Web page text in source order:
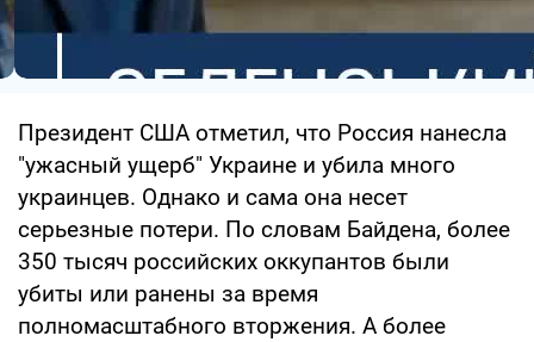
Президент США отметил, что Россия нанесла
"ужасный ущерб" Украине и убила много
украинцев. Однако и сама она несет
серьезные потери. По словам Байдена, более
350 тысяч российских оккупантов были
убиты или ранены за время
полномасштабного вторжения. А более